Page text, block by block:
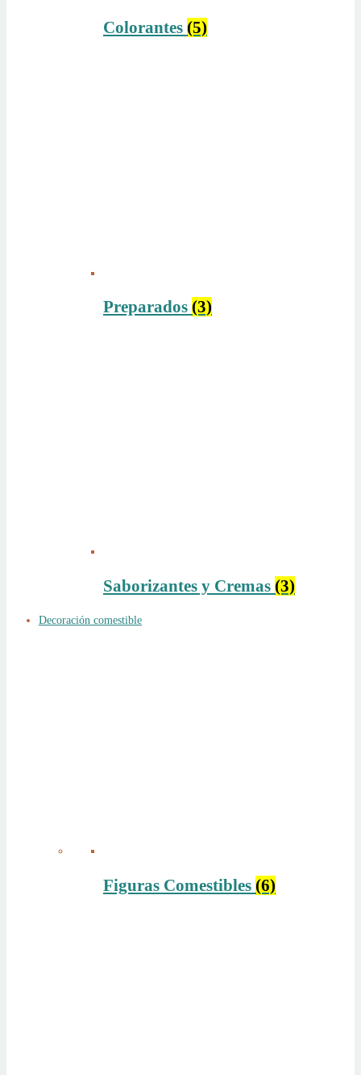
Colorantes (5)
Preparados (3)
Saborizantes y Cremas (3)
Decoración comestible
Figuras Comestibles (6)